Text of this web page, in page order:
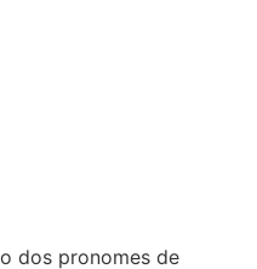
dos pronomes de